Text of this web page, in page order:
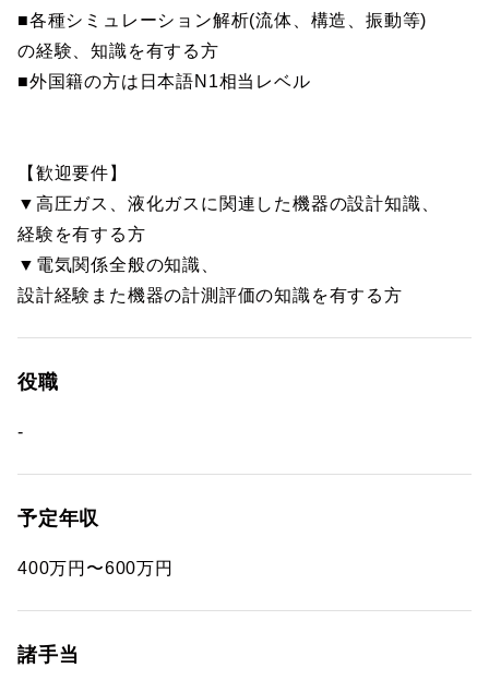
■各種シミュレーション解析(流体、構造、振動等)
の経験、知識を有する方
■外国籍の方は日本語N1相当レベル
【歓迎要件】
▼高圧ガス、液化ガスに関連した機器の設計知識、
経験を有する方
▼電気関係全般の知識、
設計経験また機器の計測評価の知識を有する方
役職
-
予定年収
400万円〜600万円
諸手当